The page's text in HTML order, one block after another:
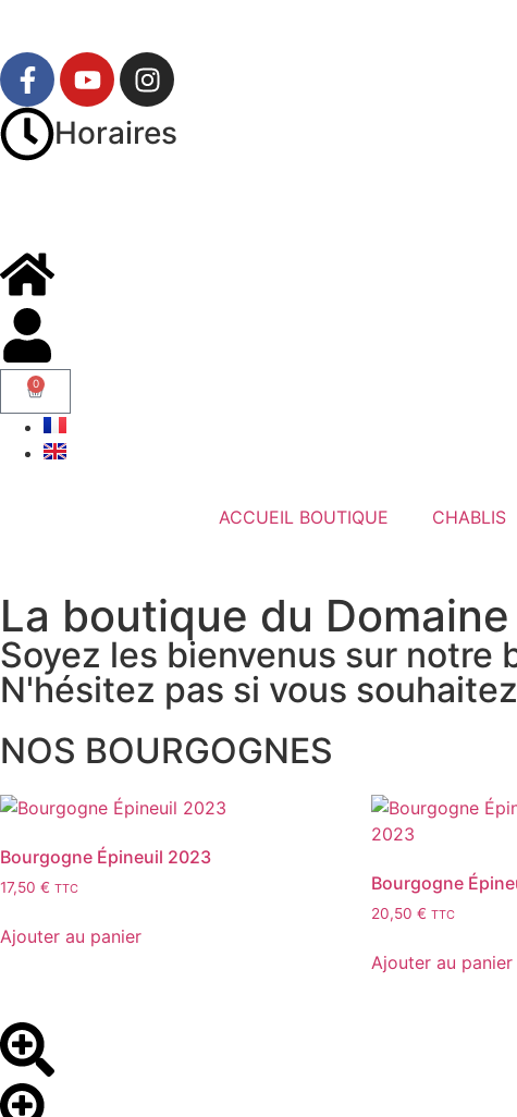
Horaires
0
ACCUEIL BOUTIQUE CHABLIS
La boutique du Domaine
Soyez les bienvenus sur notre
N'hésitez pas si vous
NOS BOURGOGNES
Bourgogne Épineuil 2023
17,50 € TTC
Ajouter au panier
Bourgogne
20,50 € TTC
Ajouter au panier